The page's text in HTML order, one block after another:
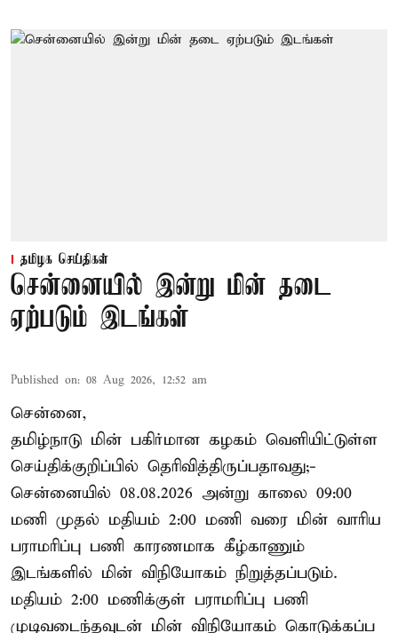
தமிழக செய்திகள்
சென்னையில் இன்று மின் தடை
ஏற்படும் இடங்கள்
Published on: 08 Aug 2026, 12:52 am
சென்னை,
தமிழ்நாடு மின் பகிர்மான கழகம் வெளியிட்டுள்ள
செய்திக்குறிப்பில் தெரிவித்திருப்பதாவது;-
சென்னையில் 08.08.2026 அன்று காலை 09:00
மணி முதல் மதியம் 2:00 மணி வரை மின் வாரிய
பராமரிப்பு பணி காரணமாக கீழ்காணும்
இடங்களில் மின் விநியோகம் நிறுத்தப்படும்.
மதியம் 2:00 மணிக்குள் பராமரிப்பு பணி
முடிவடைந்தவுடன் மின் விநியோகம் கொடுக்கப்ப